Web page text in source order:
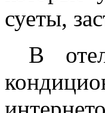
суеты,
В